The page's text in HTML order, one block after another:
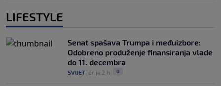
LIFESTYLE
Senat spašava Trumpa i međuizbore:
Odobreno produženje finansiranja vlade
do 11. decembra
SVIJET prije 2 h 0